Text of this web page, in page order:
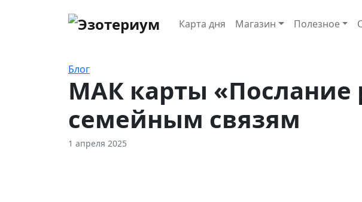
Карта дня Магазин Полезное
Блог
МАК карты «Послание
семейным связям
1 апреля 2025